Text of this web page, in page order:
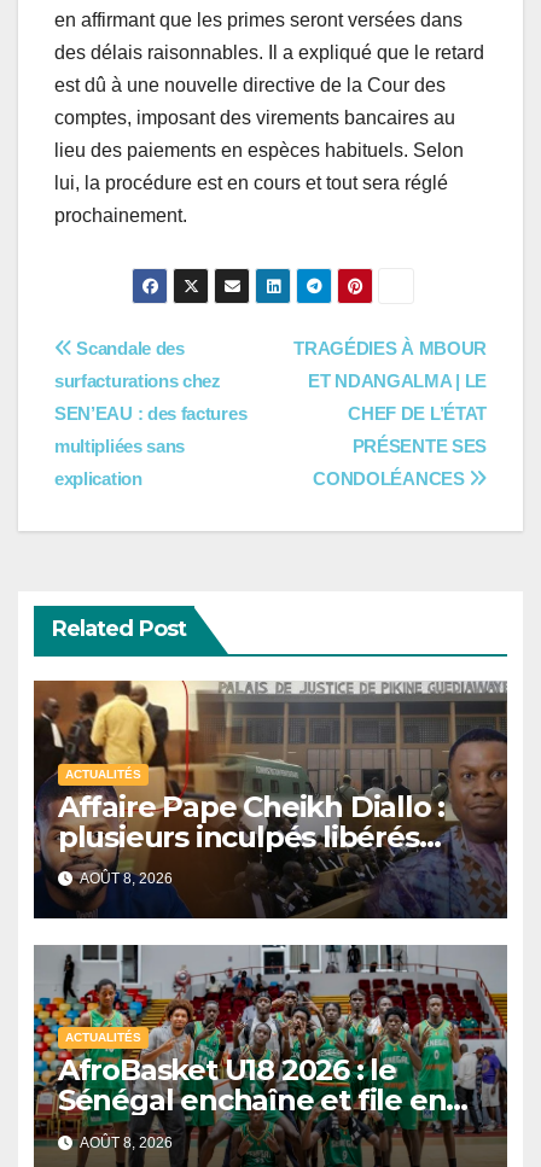
en affirmant que les primes seront versées dans
des délais raisonnables. Il a expliqué que le retard
est dû à une nouvelle directive de la Cour des
comptes, imposant des virements bancaires au
lieu des paiements en espèces habituels. Selon
lui, la procédure est en cours et tout sera réglé
prochainement.
Navigation
de
l’article
TRAGÉDIES À MBOUR
ET NDANGALMA | LE
CHEF DE L’ÉTAT
PRÉSENTE SES
CONDOLÉANCES
Scandale des
surfacturations chez
SEN’EAU : des factures
multipliées sans
explication
Related Post
ACTUALITÉS
Affaire Pape Cheikh Diallo :
plusieurs inculpés libérés
après un non-lieu partiel
AOÛT 8, 2026
ACTUALITÉS
AfroBasket U18 2026 : le
Sénégal enchaîne et file en
quarts de finale
AOÛT 8, 2026